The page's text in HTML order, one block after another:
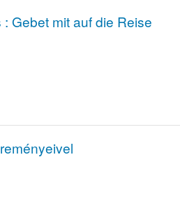
Gebet mit auf die Reise